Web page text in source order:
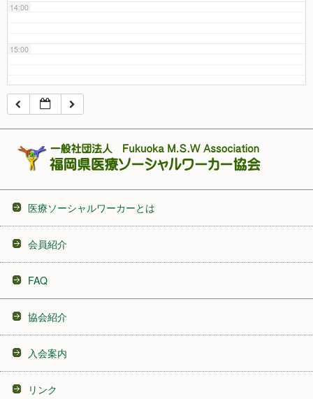
14:00
15:00
16:00
21:00
23:00
医療ソーシャルワーカーとは
会員紹介
FAQ
協会紹介
入会案内
リンク